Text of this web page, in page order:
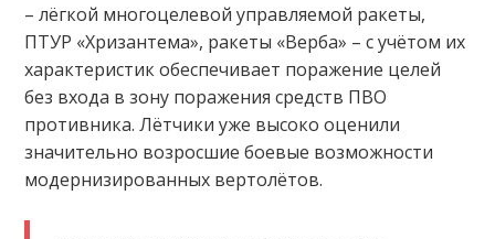
– лёгкой многоцелевой управляемой ракеты,
ПТУР «Хризантема», ракеты «Верба» – с учётом их
характеристик обеспечивает поражение целей
без входа в зону поражения средств ПВО
противника. Лётчики уже высоко оценили
значительно возросшие боевые возможности
модернизированных вертолётов.